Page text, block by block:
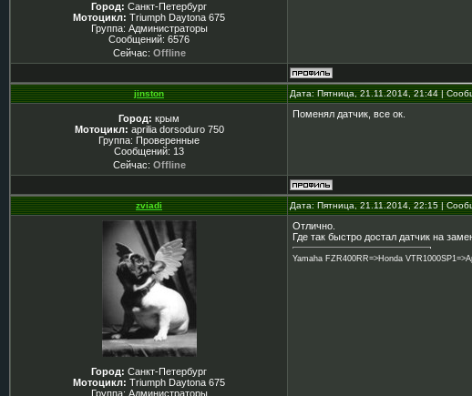
Город: Санкт-Петербург
Мотоцикл: Triumph Daytona 675
Группа: Администраторы
Сообщений: 6576
Сейчас: Offline
jinston Дата: Пятница, 21.11.2014, 21:44 |
Город: крым
Мотоцикл: aprilia dorsoduro 750
Группа: Проверенные
Сообщений: 13
Сейчас: Offline
Поменял датчик, все ок.
zviadi Дата: Пятница, 21.11.2014, 22:15 |
Город: Санкт-Петербург
Мотоцикл: Triumph Daytona 675
Группа: Администраторы
Отлично.
Где так быстро достал датчик на
Yamaha FZR400RR=>Honda